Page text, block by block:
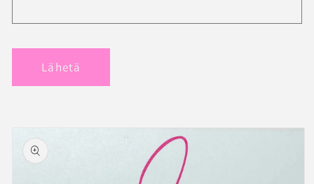
Lähetä
Siirry
tuotetietoihin